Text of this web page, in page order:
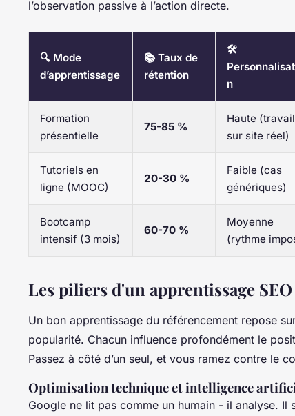
l’observation passive à l’action directe.
🔍 Mode
d’apprentissage
📚 Taux de
rétention
🛠️
n
Formation
présentielle
75-85 %
Haute (travail
sur site réel)
Tutoriels en
ligne (MOOC)
20-30 %
Faible (cas
génériques)
Bootcamp
intensif (3 mois)
60-70 %
Moyenne
(rythme
Les piliers d'un apprentissage
Un bon apprentissage du référencement repose
popularité. Chacun influence profondément le
Passez à côté d’un seul, et vous ramez contre le
Optimisation technique et intelligence
Google ne lit pas comme un humain - il analyse.